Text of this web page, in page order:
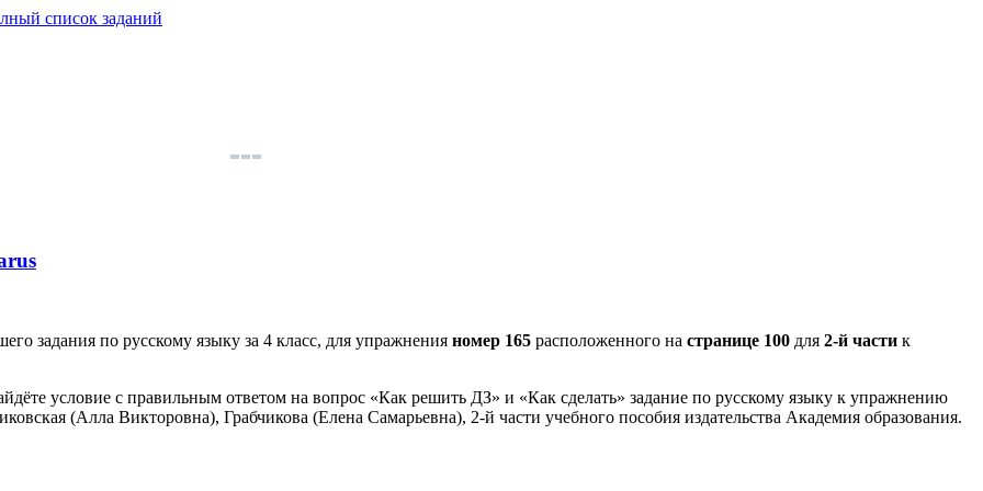
список заданий
задания по русскому языку за 4 класс, для упражнения номер 165 расположенного на странице 100 для 2-й части к
условие с правильным ответом на вопрос «Как решить ДЗ» и «Как сделать» задание по русскому языку к упражнению
(Алла Викторовна), Грабчикова (Елена Самарьевна), 2-й части учебного пособия издательства Академия образования.